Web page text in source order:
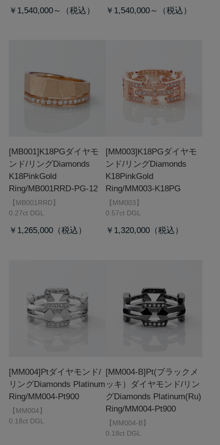
￥1,540,000～ ￥1,540,000～
[MB001]K18PGダイヤモ
ンド/リングDiamonds
K18PinkGold
Ring/MB001RRD-PG-12
【MB001RRD】
0.27ct DGL
￥1,265,000
[MM003]K18PGダイヤモ
ンド/リングDiamonds
K18PinkGold
Ring/MM003-K18PG
【MM003】
0.57ct DGL
￥1,320,000
[MM004]Ptダイヤモンド/
リングDiamonds Platinum
Ring/MM004-Pt900
【MM004】
0.18ct DGL
[MM004-B]Pt(ブラックメ
ッキ）ダイヤモンド/リン
グDiamonds Platinum(Ru)
Ring/MM004-Pt900
【MM004-B】
0.18ct DGL